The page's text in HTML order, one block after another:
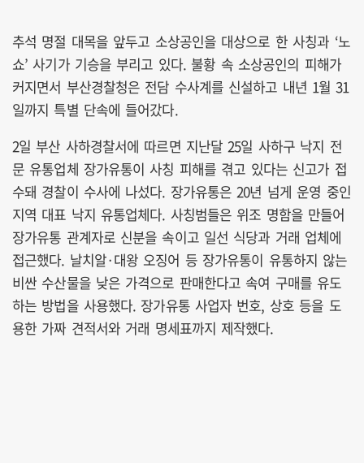
추석 명절 대목을 앞두고 소상공인을 대상으로 한 사칭과 ‘노
쇼’ 사기가 기승을 부리고 있다. 불황 속 소상공인의 피해가
커지면서 부산경찰청은 전담 수사계를 신설하고 내년 1월 31
일까지 특별 단속에 들어갔다.
2일 부산 사하경찰서에 따르면 지난달 25일 사하구 낙지 전
문 유통업체 장가유통이 사칭 피해를 겪고 있다는 신고가 접
수돼 경찰이 수사에 나섰다. 장가유통은 20년 넘게 운영 중인
지역 대표 낙지 유통업체다. 사칭범들은 위조 명함을 만들어
장가유통 관계자로 신분을 속이고 일선 식당과 거래 업체에
접근했다. 날치알·대왕 오징어 등 장가유통이 유통하지 않는
비싼 수산물을 낮은 가격으로 판매한다고 속여 구매를 유도
하는 방법을 사용했다. 장가유통 사업자 번호, 상호 등을 도
용한 가짜 견적서와 거래 명세표까지 제작했다.